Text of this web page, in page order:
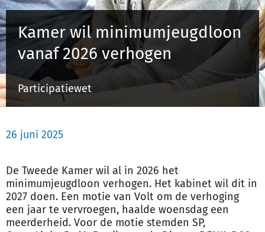
Inloggen op de kennisbank
Inloggen
Registreren
Kamer wil minimumjeugdloon
vanaf 2026 verhogen
Participatiewet
26 juni 2025
De Tweede Kamer wil al in 2026 het
minimumjeugdloon verhogen. Het kabinet wil dit in
2027 doen. Een motie van Volt om de verhoging
een jaar te vervroegen, haalde woensdag een
meerderheid. Voor de motie stemden SP,